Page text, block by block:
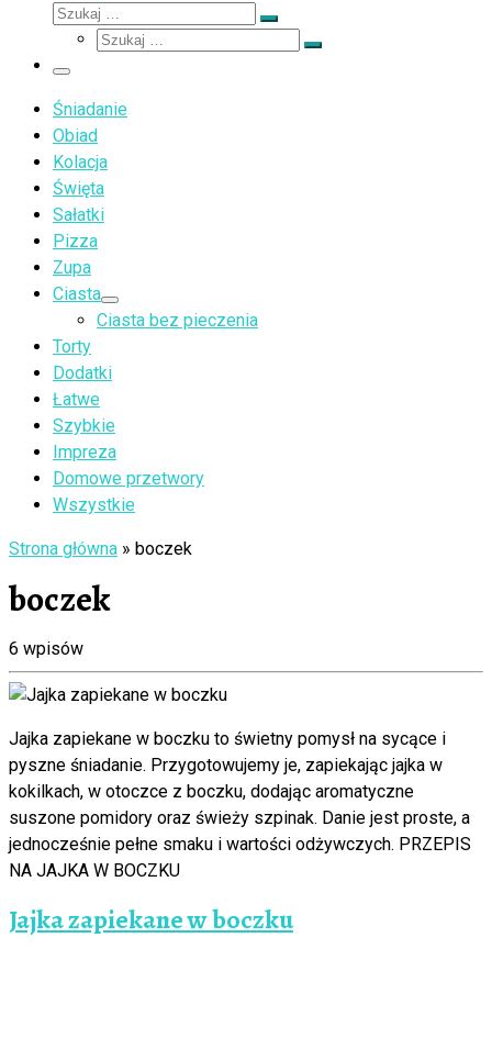
Szukaj
Szukaj
Szukaj
Szukaj
Menu
Śniadanie
Obiad
Kolacja
Święta
Sałatki
Pizza
Zupa
Ciasta
Ciasta bez pieczenia
Torty
Dodatki
Łatwe
Szybkie
Impreza
Domowe przetwory
Wszystkie
Strona główna » boczek
boczek
6 wpisów
Jajka zapiekane w boczku to świetny pomysł na sycące i
pyszne śniadanie. Przygotowujemy je, zapiekając jajka w
kokilkach, w otoczce z boczku, dodając aromatyczne
suszone pomidory oraz świeży szpinak. Danie jest proste, a
jednocześnie pełne smaku i wartości odżywczych. PRZEPIS
NA JAJKA W BOCZKU
Jajka zapiekane w boczku